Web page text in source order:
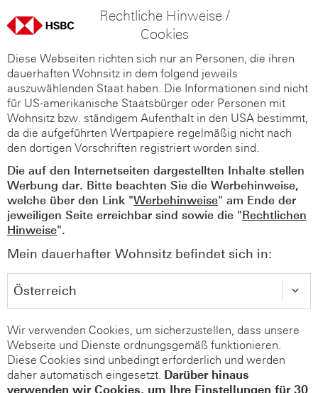
Rechtliche Hinweise /
Cookies
Diese Webseiten richten sich nur an Personen, die ihren
dauerhaften Wohnsitz in dem folgend jeweils
auszuwählenden Staat haben. Die Informationen sind nicht
für US-amerikanische Staatsbürger oder Personen mit
Wohnsitz bzw. ständigem Aufenthalt in den USA bestimmt,
da die aufgeführten Wertpapiere regelmäßig nicht nach
den dortigen Vorschriften registriert worden sind.
Die auf den Internetseiten dargestellten Inhalte stellen
Werbung dar. Bitte beachten Sie die Werbehinweise,
welche über den Link "Werbehinweise" am Ende der
jeweiligen Seite erreichbar sind sowie die "Rechtlichen
Hinweise".
Mein dauerhafter Wohnsitz befindet sich in:
Wir verwenden Cookies, um sicherzustellen, dass unsere
Webseite und Dienste ordnungsgemäß funktionieren.
Diese Cookies sind unbedingt erforderlich und werden
daher automatisch eingesetzt. Darüber hinaus
verwenden wir Cookies, um Ihre Einstellungen für 30